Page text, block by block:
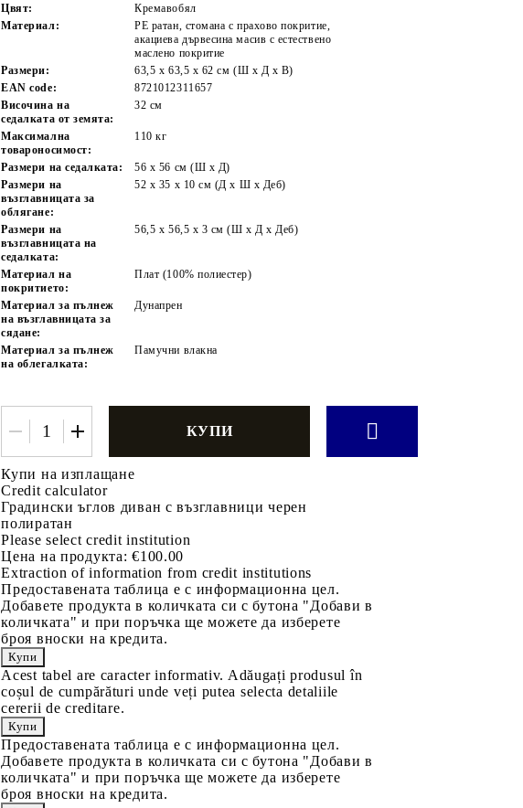
Цвят:
Кремавобял
Материал:
PE ратан, стомана с прахово покритие,
акациева дървесина масив с естествено
маслено покритие
Размери:
63,5 x 63,5 x 62 см (Ш x Д x В)
EAN code:
8721012311657
Височина на
седалката от земята:
32 см
Максимална
товароносимост:
110 кг
Размери на седалката:
56 x 56 см (Ш x Д)
Размери на
възглавницата за
облягане:
52 x 35 x 10 см (Д х Ш x Деб)
Размери на
възглавницата на
седалката:
56,5 x 56,5 x 3 см (Ш x Д x Деб)
Материал на
покритието:
Плат (100% полиестер)
Материал за пълнеж
на възглавницата за
сядане:
Дунапрен
Материал за пълнеж
на облегалката:
Памучни влакна
Купи на изплащане
Credit calculator
Градински ъглов диван с възглавници черен
полиратан
Please select credit institution
Цена на продукта: €100.00
Extraction of information from credit institutions
Предоставената таблица е с информационна цел.
Добавете продукта в количката си с бутона "Добави в
количката" и при поръчка ще можете да изберете
броя вноски на кредита.
Acest tabel are caracter informativ. Adăugați produsul în
coșul de cumpărături unde veți putea selecta detaliile
cererii de creditare.
Предоставената таблица е с информационна цел.
Добавете продукта в количката си с бутона "Добави в
количката" и при поръчка ще можете да изберете
броя вноски на кредита.